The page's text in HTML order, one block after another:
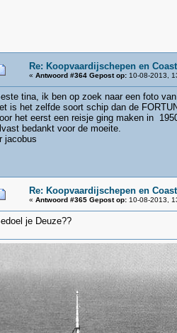
Re: Koopvaardijschepen en
« Antwoord #364 Gepost op: 10-08-2013,
tina, ik ben op zoek naar een foto
is het zelfde soort schip dan de
het eerst een reisje ging maken in
bedankt voor de moeite.
jacobus
Re: Koopvaardijschepen en
« Antwoord #365 Gepost op: 10-08-2013,
je Deuze??